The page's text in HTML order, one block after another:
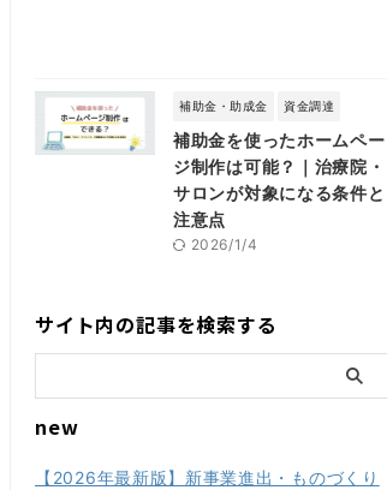
補助金・助成金 資金調達
補助金を使ったホームペー
ジ制作は可能？｜治療院・
サロンが対象になる条件と
注意点
2026/1/4
サイト内の記事を検索する
new
【2026年最新版】新事業進出・ものづくり